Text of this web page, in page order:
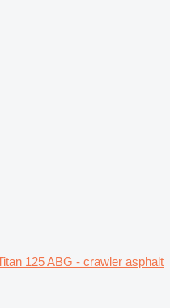
125 ABG - crawler asphalt